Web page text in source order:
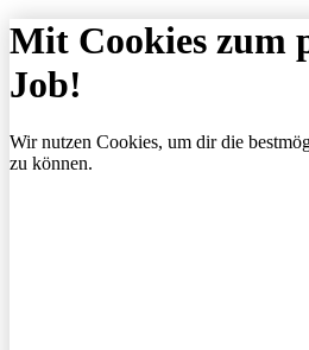
Mit Cookies zum
Job!
Wir nutzen Cookies, um dir die
zu können.